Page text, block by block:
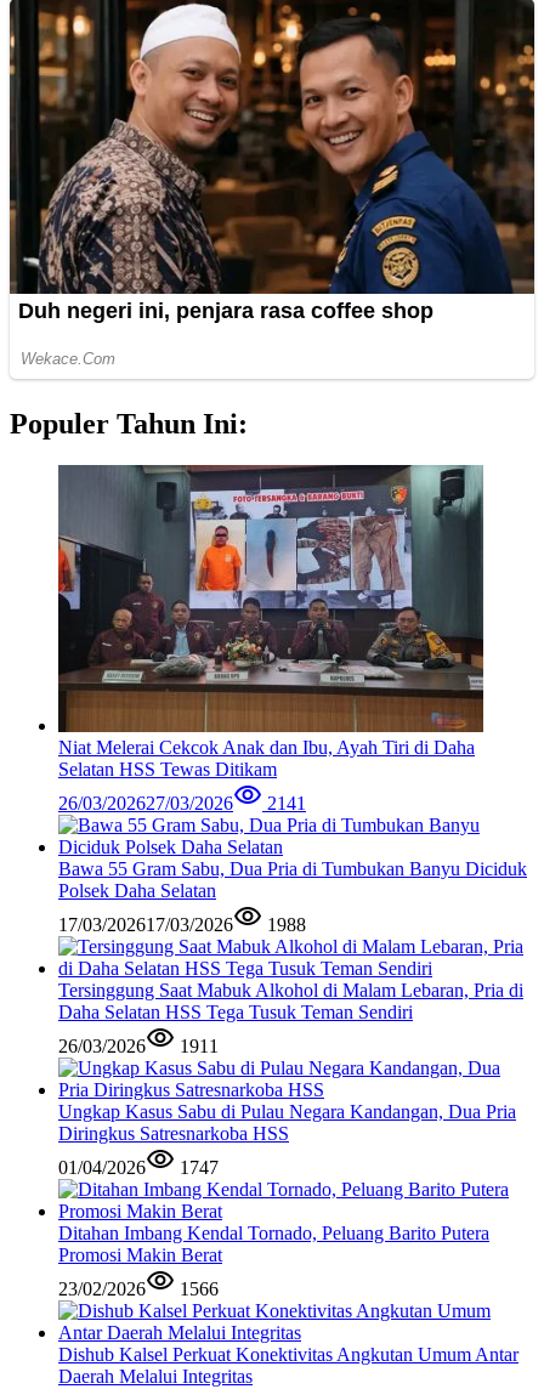
Populer Tahun Ini:
Niat Melerai Cekcok Anak dan Ibu, Ayah Tiri di Daha
Selatan HSS Tewas Ditikam
26/03/202627/03/2026 2141
Bawa 55 Gram Sabu, Dua Pria di Tumbukan Banyu Diciduk
Polsek Daha Selatan
17/03/202617/03/2026 1988
Tersinggung Saat Mabuk Alkohol di Malam Lebaran, Pria di
Daha Selatan HSS Tega Tusuk Teman Sendiri
26/03/2026
1911
Ungkap Kasus Sabu di Pulau Negara Kandangan, Dua Pria
Diringkus Satresnarkoba HSS
01/04/2026
1747
Ditahan Imbang Kendal Tornado, Peluang Barito Putera
Promosi Makin Berat
23/02/2026
1566
Dishub Kalsel Perkuat Konektivitas Angkutan Umum Antar
Daerah Melalui Integritas